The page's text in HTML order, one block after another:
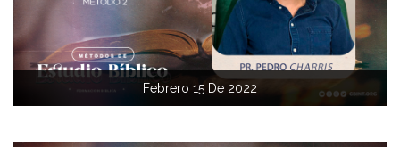
Febrero 15 De 2022